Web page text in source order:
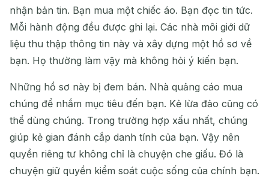
Sao chép QR
Xóa đã chọn Thay đổi Email Làm mới
Làm mới tiếp theo trong 15
NGƯỜI GỬI CHỦ ĐỀ
HÀNH
ĐỘNG
nhận bản tin. Bạn mua một chiếc áo. Bạn đọc tin tức.
Mỗi hành động đều được ghi lại. Các nhà môi giới dữ
liệu thu thập thông tin này và xây dựng một hồ sơ về
bạn. Họ thường làm vậy mà không hỏi ý kiến bạn.
Những hồ sơ này bị đem bán. Nhà quảng cáo mua
chúng để nhắm mục tiêu đến bạn. Kẻ lừa đảo cũng có
thể dùng chúng. Trong trường hợp xấu nhất, chúng
giúp kẻ gian đánh cắp danh tính của bạn. Vậy nên
quyền riêng tư không chỉ là chuyện che giấu. Đó là
chuyện giữ quyền kiểm soát cuộc sống của chính bạn.